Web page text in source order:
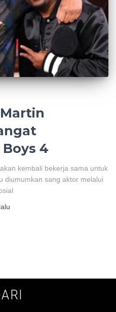
4
kembali bekerja sama untuk
diumumkan sang aktor melalui